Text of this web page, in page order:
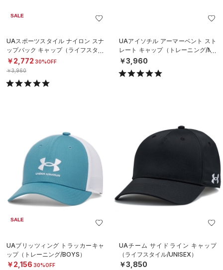
SALE
UAスポーツスタイル ナイロン スナ
ップバック キャップ（ライフスタイ
ル/MEN）
￥2,772 30%OFF
￥3,960
UAアイソチル アーマーベント スト
レート キャップ（トレーニング/ME
N）
￥3,960
SALE
UAブリッツィング トラッカーキャ
ップ（トレーニング/BOYS）
￥2,156 30%OFF
UAチーム サイドライン キャップ
（ライフスタイル/UNISEX）
￥3,850